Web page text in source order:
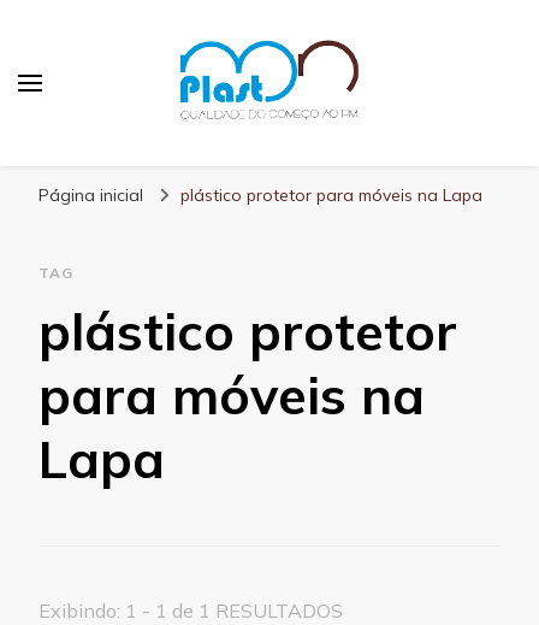
Página inicial plástico protetor para móveis na Lapa
TAG
plástico protetor
para móveis na
Lapa
Exibindo: 1 - 1 de 1 RESULTADOS